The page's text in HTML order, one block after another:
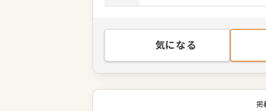
し、お客様の記憶に残るひと
しょう。 ＜おすすめポイント＞ ウェスティンホテ
境で、質の高いサービススキ
気になる
掲